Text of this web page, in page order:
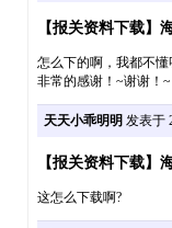
【报关资料下载】
怎么下的啊，我都不懂
非常的感谢！~谢谢！~
天天小乖明明 发表于
【报关资料下载】
这怎么下载啊?